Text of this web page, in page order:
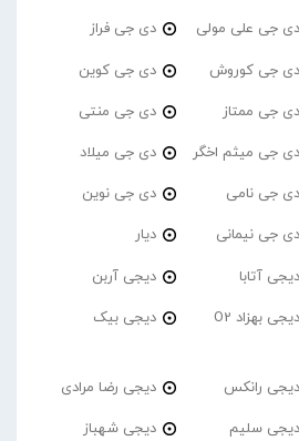
دی جی علی مولی دی جی فراز
دی جی کوروش دی جی کوین
دی جی ممتاز دی جی منتی
دی جی میثم اخگر دی جی میلاد
دی جی نامی دی جی نوین
دی جی نیمانی دیار
دیجی آتابا دیجی آربن
دیجی بهزاد O2 دیجی بیک
دیجی رانکس دیجی رضا مرادی
دیجی سلیم دیجی شهباز